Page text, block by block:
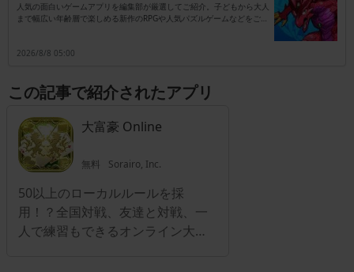
人気の面白いゲームアプリを編集部が厳選してご紹介。子どもから大人
まで幅広い年齢層で楽しめる新作のRPGや人気パズルゲームなどをご紹
2026/8/8 05:00
この記事で紹介されたアプリ
大富豪 Online
無料 Sorairo, Inc.
50以上のローカルルールを採
用！？全国対戦、友達と対戦、一
人で練習もできるオンライン大富